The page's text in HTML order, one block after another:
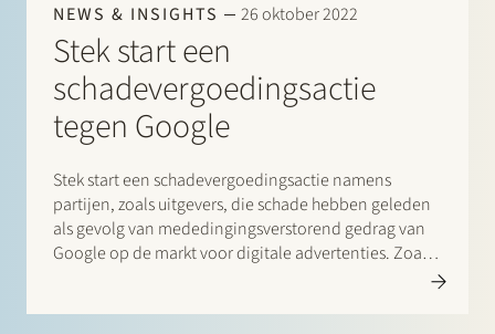
NEWS & INSIGHTS 26 oktober 2022
Stek start een
schadevergoedingsactie
tegen Google
Stek start een schadevergoedingsactie namens
partijen, zoals uitgevers, die schade hebben geleden
als gevolg van mededingingsverstorend gedrag van
Google op de markt voor digitale advertenties. Zoals
de Franse mededingingsautoriteit vaststelde in 2021,